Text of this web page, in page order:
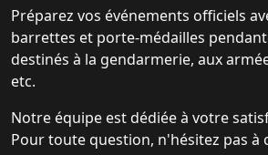
Préparez vos événements officiels
barrettes et porte-médailles
destinés à la gendarmerie, aux
etc.
Notre équipe est dédiée à votre
Pour toute question, n'hésitez pas à